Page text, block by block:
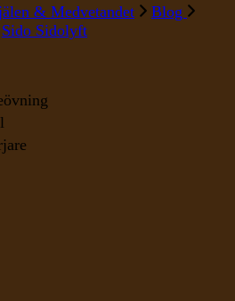
& Medvetandet
Blog
Sido Sidolyft